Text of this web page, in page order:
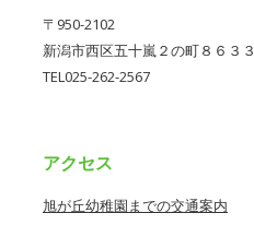
〒950-2102
新潟市西区五十嵐２の町８６３３
TEL025-262-2567
アクセス
旭が丘幼稚園までの交通案内